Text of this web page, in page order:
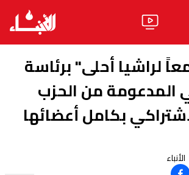
لراشيا أحلى" برئاسة
المدعومة من الحزب
بكامل أعضائها
الأنباء